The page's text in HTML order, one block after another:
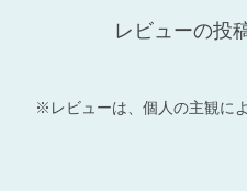
レビューの投
※レビューは、個人の主観に